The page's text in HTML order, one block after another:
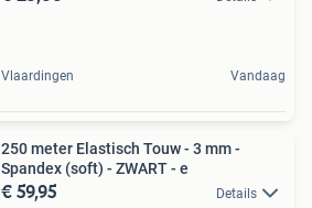
Vlaardingen Vandaag
250 meter Elastisch Touw - 3 mm -
Spandex (soft) - ZWART - e
€ 59,95 Details